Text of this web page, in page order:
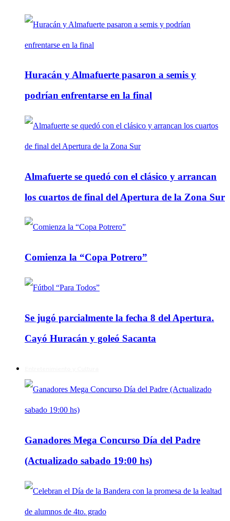
Huracán y Almafuerte pasaron a semis y
podrían enfrentarse en la final
Almafuerte se quedó con el clásico y arrancan
los cuartos de final del Apertura de la Zona Sur
Comienza la “Copa Potrero”
Se jugó parcialmente la fecha 8 del Apertura.
Cayó Huracán y goleó Sacanta
Ganadores Mega Concurso Día del Padre
(Actualizado sabado 19:00 hs)